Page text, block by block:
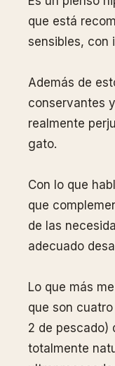
que está
sensibles, con
Además de
conservantes
realmente
gato.
Con lo que
que
de las
adecuado
Lo que más
que son
2 de pescado)
totalmente